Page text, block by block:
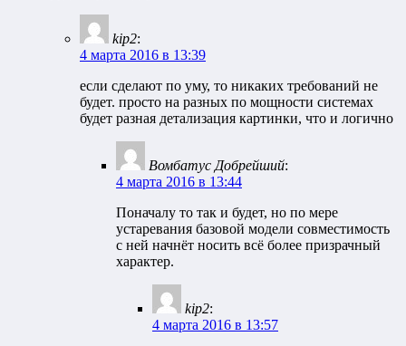
kip2:
4 марта 2016 в 13:39
если сделают по уму, то никаких требований не
будет. просто на разных по мощности системах
будет разная детализация картинки, что и логично
Вомбатус Добрейший:
4 марта 2016 в 13:44
Поначалу то так и будет, но по мере
устаревания базовой модели совместимость
с ней начнёт носить всё более призрачный
характер.
kip2:
4 марта 2016 в 13:57